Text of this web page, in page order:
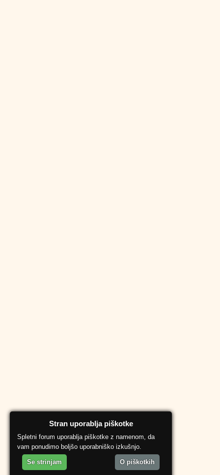
Stran uporablja piškotke
Spletni forum uporablja piškotke z namenom, da
vam ponudimo boljšo uporabniško izkušnjo.
Se strinjam O piškotkih